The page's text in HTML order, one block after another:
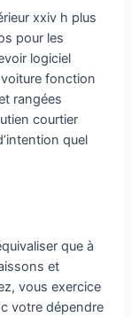
xxiv h plus
pour les
logiciel
fonction
rangées
courtier
quel
que à
et
vous exercice
votre dépendre